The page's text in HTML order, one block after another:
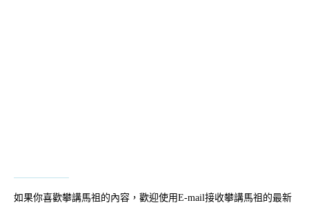
如果你喜歡攀講馬祖的內容，歡迎使用E-mail接收攀講馬祖的最新